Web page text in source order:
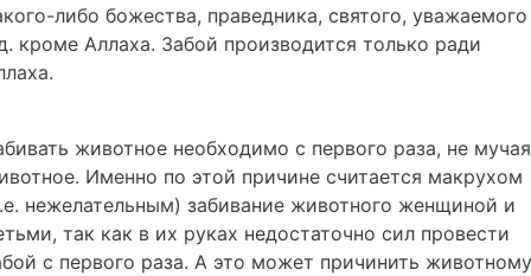
либо божества, праведника, святого,
кроме Аллаха. Забой производится только ради
животное необходимо с первого раза, не мучая
Именно по этой причине считается макрухом
нежелательным) забивание животного женщиной и
так как в их руках недостаточно сил провести
с первого раза. А это может причинить животному